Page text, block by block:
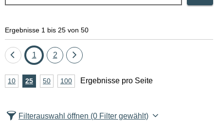
Ergebnisse 1 bis 25 von 50
Eine
zurück
Seite
1 Seite
2
Eine
vor
A
z
10Ergebnisse
25Ergebnisse
50Ergebnisse
100Ergebnisse
Ergebnisse pro Seite
Filterauswahl öffnen (0 Filter gewählt)